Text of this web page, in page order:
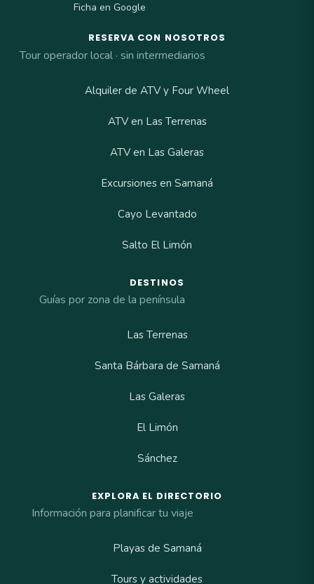
Ficha en Google
RESERVA CON NOSOTROS
Tour operador local · sin intermediarios
Alquiler de ATV y Four Wheel
ATV en Las Terrenas
ATV en Las Galeras
Excursiones en Samaná
Cayo Levantado
Salto El Limón
DESTINOS
Guías por zona de la península
Las Terrenas
Santa Bárbara de Samaná
Las Galeras
El Limón
Sánchez
EXPLORA EL DIRECTORIO
Información para planificar tu viaje
Playas de Samaná
Tours y actividades